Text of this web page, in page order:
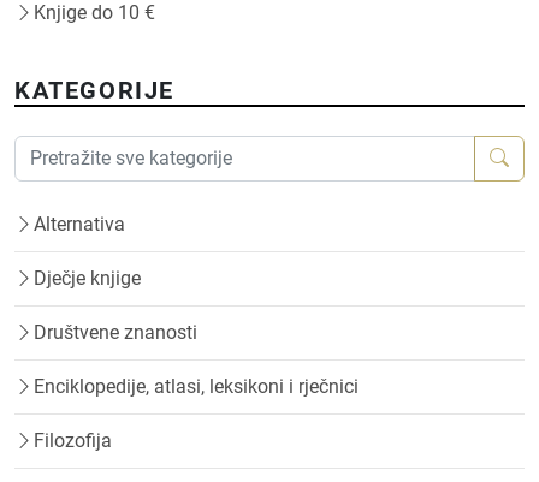
Knjige do 10 €
KATEGORIJE
Alternativa
Dječje knjige
Društvene znanosti
Enciklopedije, atlasi, leksikoni i rječnici
Filozofija